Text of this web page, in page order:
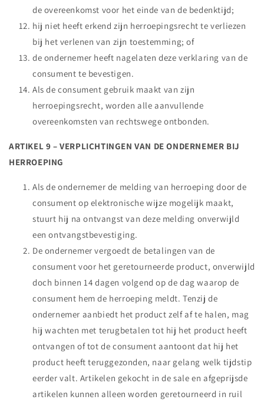
de overeenkomst voor het einde van de bedenktijd;
hij niet heeft erkend zijn herroepingsrecht te verliezen
bij het verlenen van zijn toestemming; of
de ondernemer heeft nagelaten deze verklaring van de
consument te bevestigen.
Als de consument gebruik maakt van zijn
herroepingsrecht, worden alle aanvullende
overeenkomsten van rechtswege ontbonden.
ARTIKEL 9 – VERPLICHTINGEN VAN DE ONDERNEMER BIJ
HERROEPING
Als de ondernemer de melding van herroeping door de
consument op elektronische wijze mogelijk maakt,
stuurt hij na ontvangst van deze melding onverwijld
een ontvangstbevestiging.
De ondernemer vergoedt de betalingen van de
consument voor het geretourneerde product, onverwijld
doch binnen 14 dagen volgend op de dag waarop de
consument hem de herroeping meldt. Tenzij de
ondernemer aanbiedt het product zelf af te halen, mag
hij wachten met terugbetalen tot hij het product heeft
ontvangen of tot de consument aantoont dat hij het
product heeft teruggezonden, naar gelang welk tijdstip
eerder valt. Artikelen gekocht in de sale en afgeprijsde
artikelen kunnen alleen worden geretourneerd in ruil